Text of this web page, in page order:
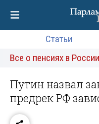
Статьи
Все о пенсиях в России
Путин назвал
предрек РФ